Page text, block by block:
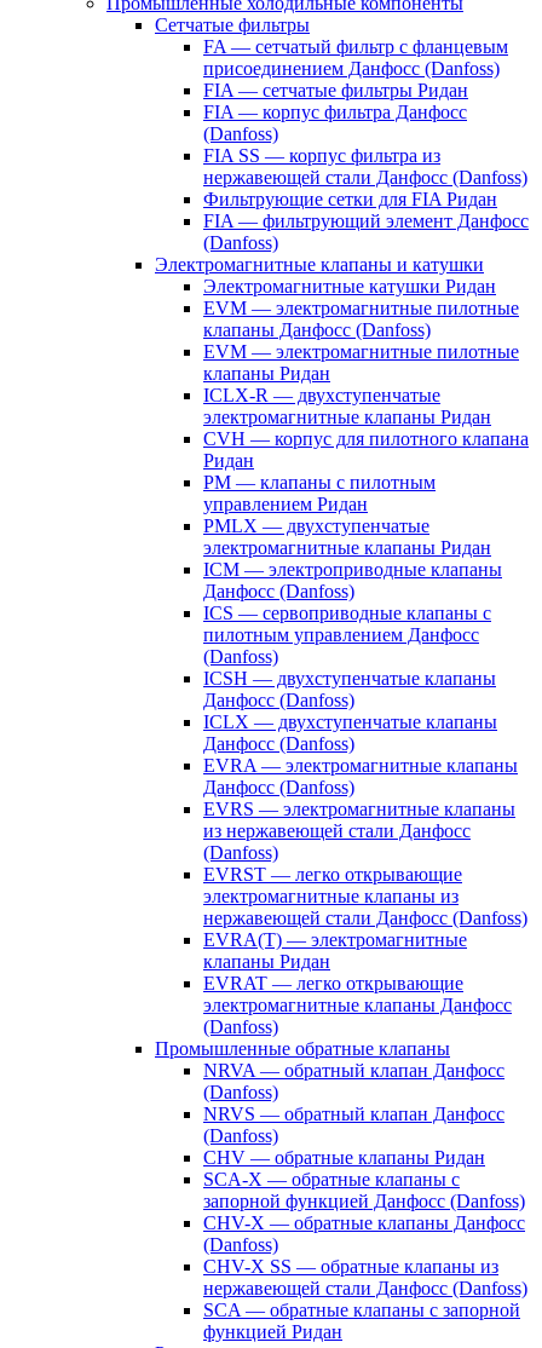
Сетчатые фильтры
FA — сетчатый фильтр с фланцевым
присоединением Данфосс (Danfoss)
FIA — сетчатые фильтры Ридан
FIA — корпус фильтра Данфосс
(Danfoss)
FIA SS — корпус фильтра из
нержавеющей стали Данфосс (Danfoss)
Фильтрующие сетки для FIA Ридан
FIA — фильтрующий элемент Данфосс
(Danfoss)
Электромагнитные клапаны и катушки
Электромагнитные катушки Ридан
EVM — электромагнитные пилотные
клапаны Данфосс (Danfoss)
EVM — электромагнитные пилотные
клапаны Ридан
ICLX-R — двухступенчатые
электромагнитные клапаны Ридан
CVH — корпус для пилотного клапана
Ридан
PM — клапаны с пилотным
управлением Ридан
PMLX — двухступенчатые
электромагнитные клапаны Ридан
ICM — электроприводные клапаны
Данфосс (Danfoss)
ICS — сервоприводные клапаны с
пилотным управлением Данфосс
(Danfoss)
ICSH — двухступенчатые клапаны
Данфосс (Danfoss)
ICLX — двухступенчатые клапаны
Данфосс (Danfoss)
EVRA — электромагнитные клапаны
Данфосс (Danfoss)
EVRS — электромагнитные клапаны
из нержавеющей стали Данфосс
(Danfoss)
EVRST — легко открывающие
электромагнитные клапаны из
нержавеющей стали Данфосс (Danfoss)
EVRA(T) — электромагнитные
клапаны Ридан
EVRAT — легко открывающие
электромагнитные клапаны Данфосс
(Danfoss)
Промышленные обратные клапаны
NRVA — обратный клапан Данфосс
(Danfoss)
NRVS — обратный клапан Данфосс
(Danfoss)
CHV — обратные клапаны Ридан
SCA-X — обратные клапаны с
запорной функцией Данфосс (Danfoss)
CHV-X — обратные клапаны Данфосс
(Danfoss)
CHV-X SS — обратные клапаны из
нержавеющей стали Данфосс (Danfoss)
SCA — обратные клапаны с запорной
функцией Ридан